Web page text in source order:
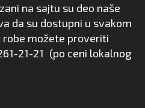
na sajtu su deo naše
da su dostupni u svakom
možete proveriti
21-21 (po ceni lokalnog